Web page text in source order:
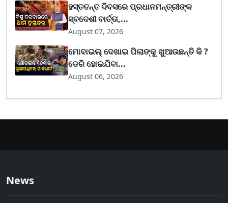
ହସ୍ତତନ୍ତ ଦିବସରେ ପ୍ରଧାନମନ୍ତ୍ରୀଙ୍କ
ସ୍ବଦେଶୀ ବାର୍ତ୍ତା,...
August 07, 2026
ମୋବାଇଲ୍ ଦେଖାଇ ପିଲାଙ୍କୁ ଖୁଆଉଛନ୍ତି କି ?
ଡେରି ହୋଇଯିବା...
August 06, 2026
News